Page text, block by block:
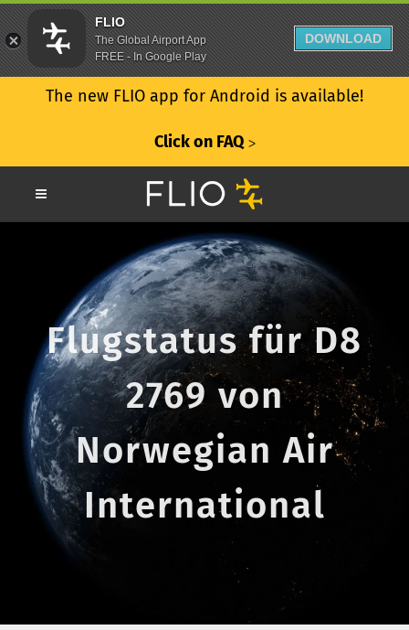
The new FLIO app for Android is available!
Click on FAQ ᐳ
Flugstatus für D8
2769 von
Norwegian Air
International
FLIO
The Global Airport App
FREE - In Google Play
DOWNLOAD